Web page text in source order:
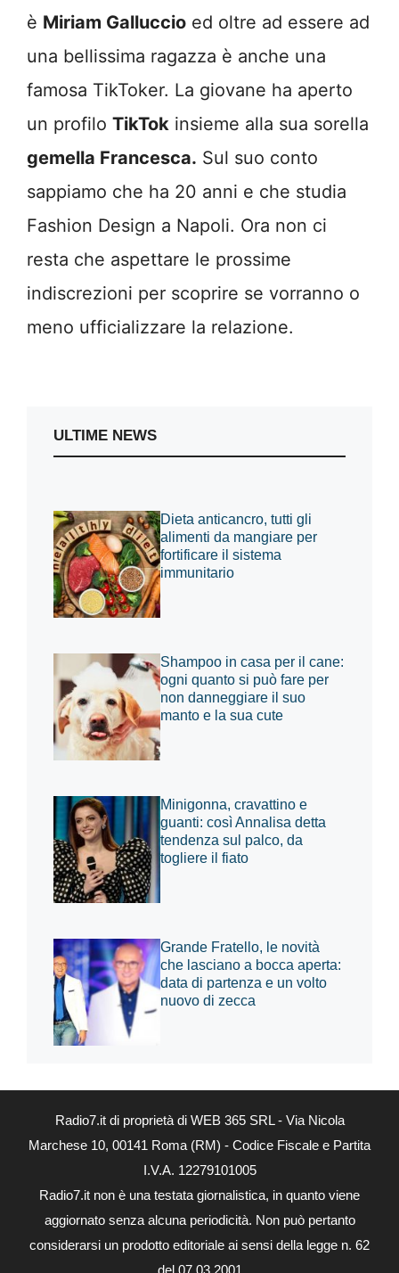
è Miriam Galluccio ed oltre ad essere ad
una bellissima ragazza è anche una
famosa TikToker. La giovane ha aperto
un profilo TikTok insieme alla sua sorella
gemella Francesca. Sul suo conto
sappiamo che ha 20 anni e che studia
Fashion Design a Napoli. Ora non ci
resta che aspettare le prossime
indiscrezioni per scoprire se vorranno o
meno ufficializzare la relazione.
ULTIME NEWS
Dieta anticancro, tutti gli
alimenti da mangiare per
fortificare il sistema
immunitario
Shampoo in casa per il cane:
ogni quanto si può fare per
non danneggiare il suo
manto e la sua cute
Minigonna, cravattino e
guanti: così Annalisa detta
tendenza sul palco, da
togliere il fiato
Grande Fratello, le novità
che lasciano a bocca aperta:
data di partenza e un volto
nuovo di zecca
Radio7.it di proprietà di WEB 365 SRL - Via Nicola
Marchese 10, 00141 Roma (RM) - Codice Fiscale e Partita
I.V.A. 12279101005
Radio7.it non è una testata giornalistica, in quanto viene
aggiornato senza alcuna periodicità. Non può pertanto
considerarsi un prodotto editoriale ai sensi della legge n. 62
del 07.03.2001